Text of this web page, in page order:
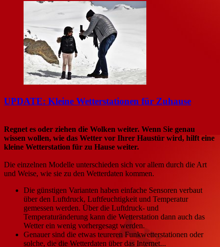
UPDATE: Kleine Wetterstationen für Zuhause
Regnet es oder ziehen die Wolken weiter. Wenn Sie genau
wissen wollen, wie das Wetter vor Ihrer Haustür wird, hilft eine
kleine Wetterstation für zu Hause weiter.
Die einzelnen Modelle unterschieden sich vor allem durch die Art
und Weise, wie sie zu den Wetterdaten kommen.
Die günstigen Varianten haben einfache Sensoren verbaut
über den Luftdruck, Luftfeuchtigkeit und Temperatur
gemessen werden. Über die Luftdruck- und
Temperaturänderung kann die Wetterstation dann auch das
Wetter ein wenig vorhergesagt werden.
Genauer sind die etwas teureren Funkwetterstationen oder
solche, die die Wetterdaten über das Internet...